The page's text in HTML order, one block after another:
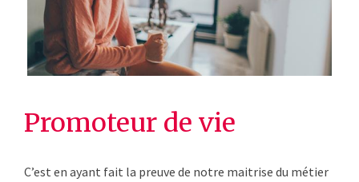
Promoteur de vie
C’est en ayant fait la preuve de notre maitrise du métier